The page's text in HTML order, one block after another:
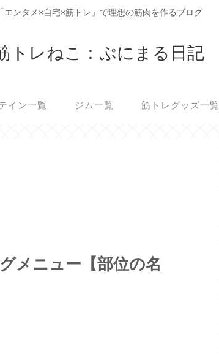
「エンタメ×自宅×筋トレ」で理想の筋肉を作るブログ
トレねこ：ぷにまる日記
イン一覧 ジム一覧 筋トレグッズ一覧
メニュー【部位の名